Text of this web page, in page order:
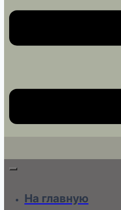
На главную